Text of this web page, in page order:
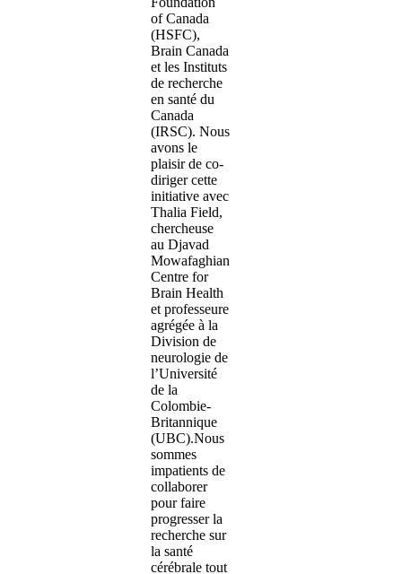
of Canada
(HSFC),
Brain Canada
et les Instituts
de recherche
en santé du
Canada
(IRSC). Nous
avons le
plaisir de co-
diriger cette
initiative avec
Thalia Field,
chercheuse
au Djavad
Mowafaghian
Centre for
Brain Health
et professeure
agrégée à la
Division de
neurologie de
l’Université
de la
Colombie-
Britannique
(UBC).Nous
sommes
impatients de
collaborer
pour faire
progresser la
recherche sur
la santé
cérébrale tout